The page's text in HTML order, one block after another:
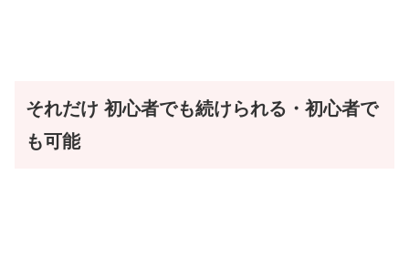
それだけ 初心者でも続けられる・初心者で
も可能